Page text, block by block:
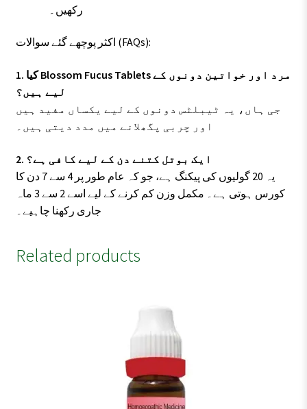
رکھیں۔
اکثر پوچھے گئے سوالات (FAQs):
1. کیا Blossom Fucus Tablets مرد اور خواتین دونوں کے
لیے ہیں؟
جی ہاں، یہ ٹیبلٹس دونوں کے لیے یکساں مفید ہیں
اور چربی پگھلانے میں مدد دیتی ہیں۔
2. ایک بوتل کتنے دن کے لیے کافی ہے؟
یہ 20 گولیوں کی پیکنگ ہے، جو کہ عام طور پر 4 سے 7 دن کا
کورس ہوتی ہے۔ مکمل وزن کم کرنے کے لیے اسے 2 سے 3 ماہ
جاری رکھنا چاہیے۔
Related products